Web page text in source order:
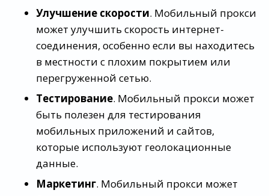
Улучшение скорости. Мобильный прокси
может улучшить скорость интернет-
соединения, особенно если вы находитесь
в местности с плохим покрытием или
перегруженной сетью.
Тестирование. Мобильный прокси может
быть полезен для тестирования
мобильных приложений и сайтов,
которые используют геолокационные
данные.
Маркетинг. Мобильный прокси может